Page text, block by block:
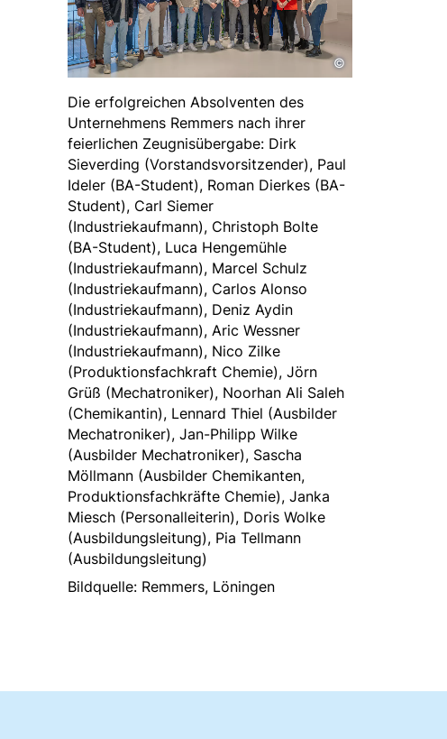
Die erfolgreichen Absolventen des
Unternehmens Remmers nach ihrer
feierlichen Zeugnisübergabe: Dirk
Sieverding (Vorstandsvorsitzender), Paul
Ideler (BA-Student), Roman Dierkes (BA-
Student), Carl Siemer
(Industriekaufmann), Christoph Bolte
(BA-Student), Luca Hengemühle
(Industriekaufmann), Marcel Schulz
(Industriekaufmann), Carlos Alonso
(Industriekaufmann), Deniz Aydin
(Industriekaufmann), Aric Wessner
(Industriekaufmann), Nico Zilke
(Produktionsfachkraft Chemie), Jörn
Grüß (Mechatroniker), Noorhan Ali Saleh
(Chemikantin), Lennard Thiel (Ausbilder
Mechatroniker), Jan-Philipp Wilke
(Ausbilder Mechatroniker), Sascha
Möllmann (Ausbilder Chemikanten,
Produktionsfachkräfte Chemie), Janka
Miesch (Personalleiterin), Doris Wolke
(Ausbildungsleitung), Pia Tellmann
(Ausbildungsleitung)
Bildquelle: Remmers, Löningen
©